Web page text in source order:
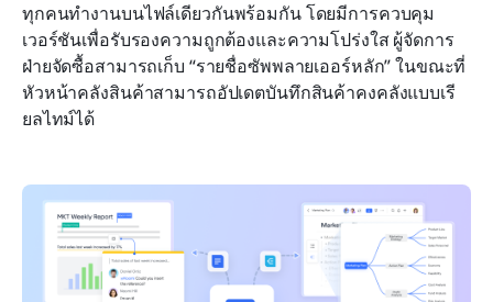
ทุกคนทำงานบนไฟล์เดียวกันพร้อมกัน โดยมีการควบคุม
เวอร์ชันเพื่อรับรองความถูกต้องและความโปร่งใส ผู้จัดการ
ฝ่ายจัดซื้อสามารถเก็บ “รายชื่อซัพพลายเออร์หลัก” ในขณะที่
หัวหน้าคลังสินค้าสามารถอัปเดตบันทึกสินค้าคงคลังแบบเรี
ยลไทม์ได้